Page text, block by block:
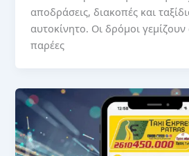
αποδράσεις, διακοπές και
αυτοκίνητο. Οι δρόμοι γεμίζουν
παρέες